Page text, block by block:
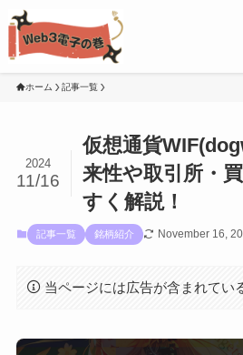
ホーム 記事一覧
仮想通貨
来性や取引所・
すく解説！
2024
11/16
記事一覧 銘柄紹介 November 16,
当ページには広告が含まれてい